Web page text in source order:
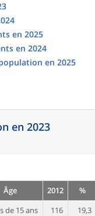
en 2025
en 2024
en 2025
en 2023
Âge 2012 %
de 15 ans
116 19,3